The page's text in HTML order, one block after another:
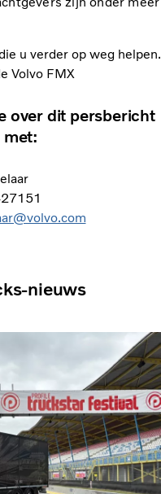
u verder op weg helpen.
Volvo FMX
over dit persbericht
nieuws